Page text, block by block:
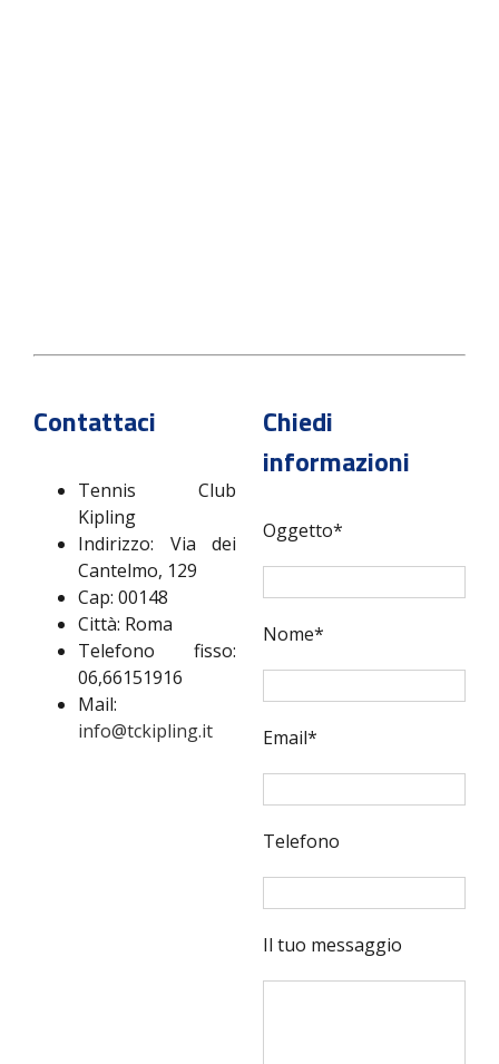
Contattaci
Tennis Club
Kipling
Indirizzo: Via dei
Cantelmo, 129
Cap: 00148
Città: Roma
Telefono fisso:
06,66151916
Mail:
info@tckipling.it
Chiedi
informazioni
Oggetto*
Nome*
Email*
Telefono
Il tuo messaggio